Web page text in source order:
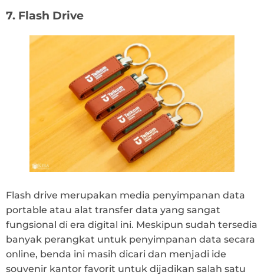
7. Flash Drive
Flash drive merupakan media penyimpanan data
portable atau alat transfer data yang sangat
fungsional di era digital ini. Meskipun sudah tersedia
banyak perangkat untuk penyimpanan data secara
online, benda ini masih dicari dan menjadi ide
souvenir kantor favorit untuk dijadikan salah satu